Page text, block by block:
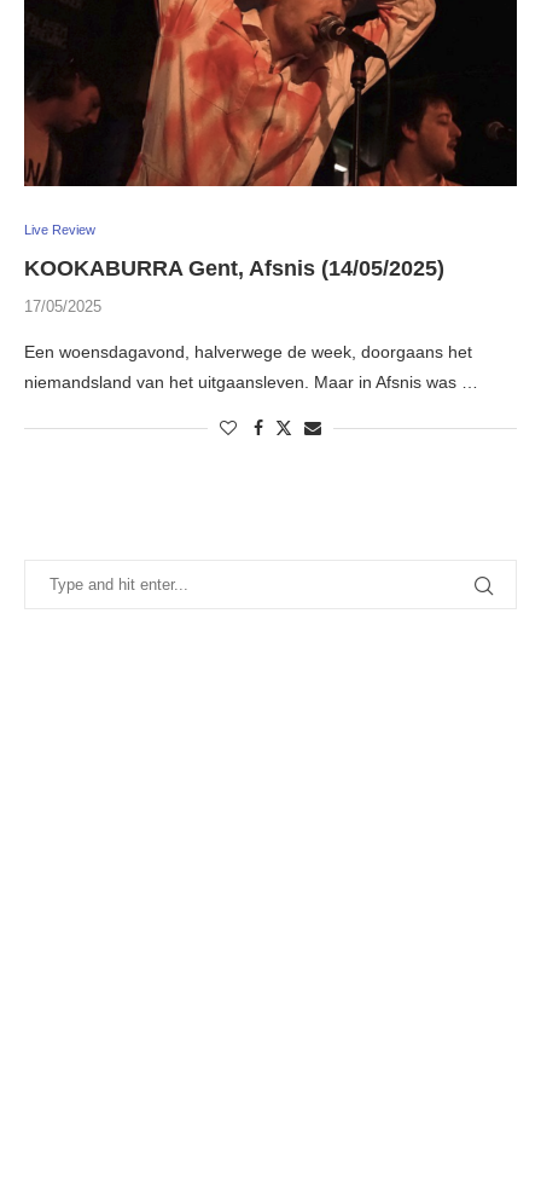
Live Review
KOOKABURRA Gent, Afsnis (14/05/2025)
17/05/2025
Een woensdagavond, halverwege de week, doorgaans het
niemandsland van het uitgaansleven. Maar in Afsnis was …